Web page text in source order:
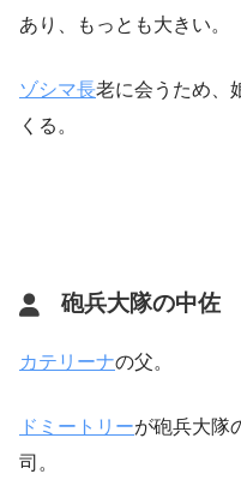
あり、もっとも大きい。
ゾシマ長老に会うため、
くる。
砲兵大隊の中佐
カテリーナの父。
ドミートリーが砲兵大隊
司。